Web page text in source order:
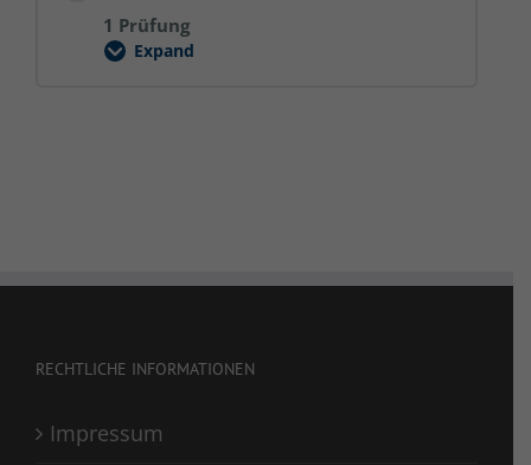
1 Prüfung
Expand
Datenschutz
RECHTLICHE INFORMATIONEN
Impressum